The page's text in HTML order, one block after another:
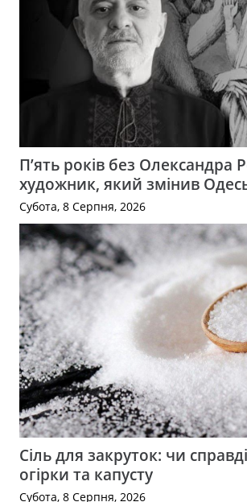
П’ять років без Олександра
художник, який змінив
Субота, 8 Серпня, 2026
Сіль для закруток: чи
огірки та капусту
Субота, 8 Серпня, 2026